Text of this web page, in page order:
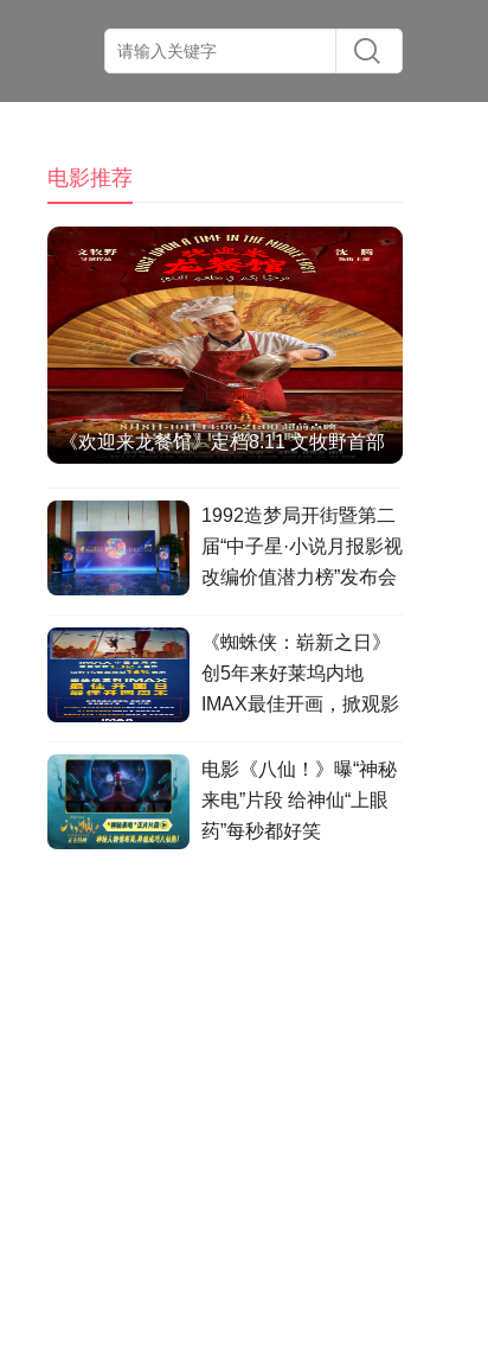
电影推荐
《欢迎来龙餐馆》定档8.11 文牧野首部
1992造梦局开街暨第二
届“中子星·小说月报影视
改编价值潜力榜”发布会
《蜘蛛侠：崭新之日》
创5年来好莱坞内地
IMAX最佳开画，掀观影
电影《八仙！》曝“神秘
来电”片段 给神仙“上眼
药”每秒都好笑